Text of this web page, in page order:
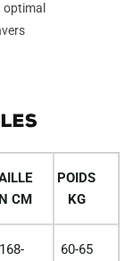
CM
POIDS
KG
168-
60-65